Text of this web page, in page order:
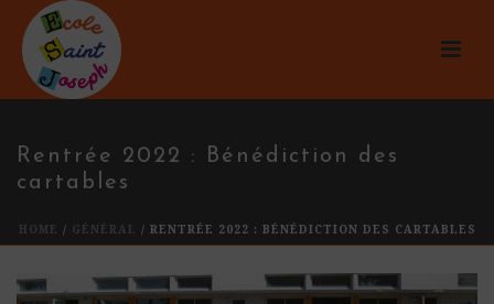
Rentrée 2022 : Bénédiction des
cartables
HOME / GÉNÉRAL / RENTRÉE 2022 : BÉNÉDICTION DES CARTABLES